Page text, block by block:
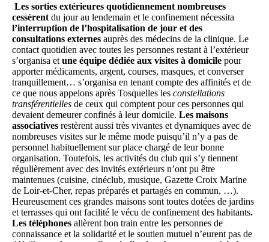
Les sorties extérieures quotidiennement nombreuses
cessèrent du jour au lendemain et le confinement nécessita
l’interruption de l’hospitalisation de jour et des
consultations externes auprès des médecins de la clinique. Le
contact quotidien avec toutes les personnes restant à l’extérieur
s’organisa et une équipe dédiée aux visites à domicile pour
apporter médicaments, argent, courses, masques, et converser
tranquillement… s’organisa en tenant compte des affinités et de
ce que nous appelons après Tosquelles les constellations
transférentielles de ceux qui comptent pour ces personnes qui
devaient demeurer confinés à leur domicile. Les maisons
associatives restèrent aussi très vivantes et dynamiques avec de
nombreuses visites sur le même mode puisqu’il n’y a pas de
personnel habituellement sur place chargé de leur bonne
organisation. Toutefois, les activités du club qui s’y tiennent
régulièrement avec des invités extérieurs n’ont pu être
maintenues (cuisine, cinéclub, musique, Gazette Croix Marine
de Loir-et-Cher, repas préparés et partagés en commun, …).
Heureusement ces grandes maisons sont toutes dotées de jardins
et terrasses qui ont facilité le vécu de confinement des habitants.
Les téléphones allèrent bon train entre les personnes de
connaissance et la solidarité et le soutien mutuel n’eurent pas de